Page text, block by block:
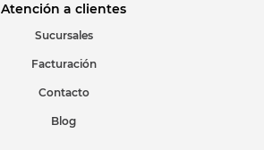
Atención a clientes
Sucursales
Facturación
Contacto
Blog